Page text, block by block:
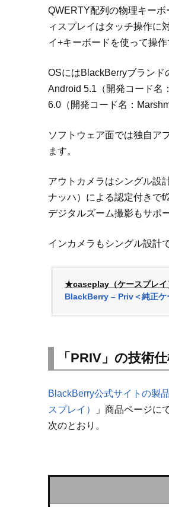
QWERTY配列の物理キー
ィスプレイはタッチ操作に
イ+キーボードを使って操作
OSにはBlackBerryブランド
Android 5.1（開発コード名
6.0（開発コード名：
ソフトウェア面では独自ア
ます。
アウトカメラはシングル設
ナッハ）による認定付きで
デジタルズーム撮影もサポ
インカメラもシングル設計
★caseplay（ケースプレイ
BlackBerry – Priv＜純正
「PRIV」の技術
BlackBerry公式サイトの製
スプレイ）
」商品ページに
次のとおり。